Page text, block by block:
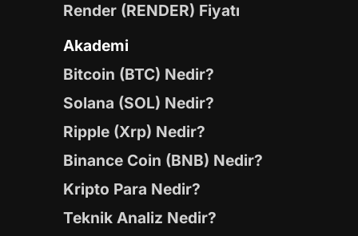
Render (RENDER) Fiyatı
Akademi
Bitcoin (BTC) Nedir?
Solana (SOL) Nedir?
Ripple (Xrp) Nedir?
Binance Coin (BNB) Nedir?
Kripto Para Nedir?
Teknik Analiz Nedir?